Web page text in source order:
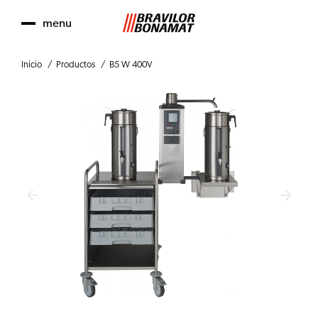
menu
Inicio Productos B5 W 400V